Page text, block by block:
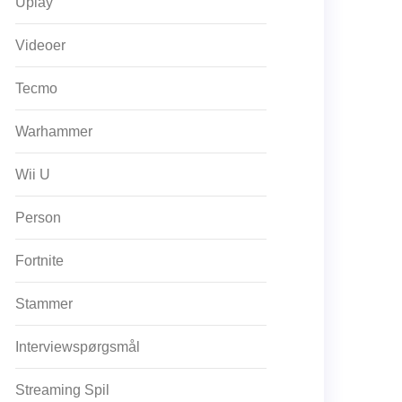
Videoer
Tecmo
Warhammer
Wii U
Person
Fortnite
Stammer
Interviewspørgsmål
Streaming Spil